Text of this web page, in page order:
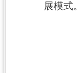
展模式。